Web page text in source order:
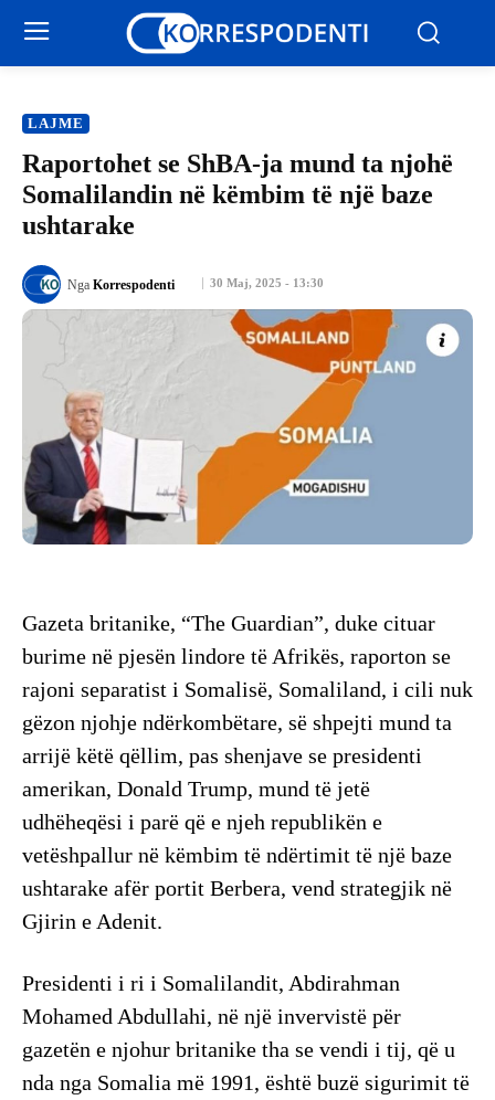
LAJME
Raportohet se ShBA-ja mund ta njohë
Somalilandin në këmbim të një baze
ushtarake
30 Maj, 2025 - 13:30
Nga Korrespodenti
Gazeta britanike, “The Guardian”, duke cituar
burime në pjesën lindore të Afrikës, raporton se
rajoni separatist i Somalisë, Somaliland, i cili nuk
gëzon njohje ndërkombëtare, së shpejti mund ta
arrijë këtë qëllim, pas shenjave se presidenti
amerikan, Donald Trump, mund të jetë
udhëheqësi i parë që e njeh republikën e
vetëshpallur në këmbim të ndërtimit të një baze
ushtarake afër portit Berbera, vend strategjik në
Gjirin e Adenit.
Presidenti i ri i Somalilandit, Abdirahman
Mohamed Abdullahi, në një invervistë për
gazetën e njohur britanike tha se vendi i tij, që u
nda nga Somalia më 1991, është buzë sigurimit të